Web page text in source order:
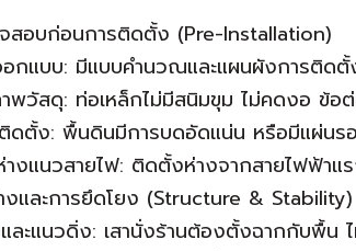
สอบก่อนการติดตั้ง (Pre-Installation)
กแบบ: มีแบบคำนวณและแผนผังการติด
วัสดุ: ท่อเหล็กไม่มีสนิมขุม ไม่คดงอ ข้อ
ตั้ง: พื้นดินมีการบดอัดแน่น หรือมีแผ่นรอ
างแนวสายไฟ: ติดตั้งห่างจากสายไฟฟ้า
งและการยึดโยง (Structure & Stability)
ละแนวดิ่ง: เสานั่งร้านต้องตั้งฉากกับพื้น ไ